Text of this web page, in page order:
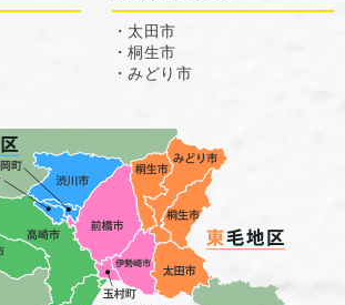
・太田市
・桐生市
・みどり市